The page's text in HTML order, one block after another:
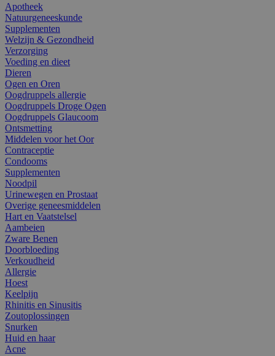
Apotheek
Natuurgeneeskunde
Supplementen
Welzijn & Gezondheid
Verzorging
Voeding en dieet
Dieren
Ogen en Oren
Oogdruppels allergie
Oogdruppels Droge Ogen
Oogdruppels Glaucoom
Ontsmetting
Middelen voor het Oor
Contraceptie
Condooms
Supplementen
Noodpil
Urinewegen en Prostaat
Overige geneesmiddelen
Hart en Vaatstelsel
Aambeien
Zware Benen
Doorbloeding
Verkoudheid
Allergie
Hoest
Keelpijn
Rhinitis en Sinusitis
Zoutoplossingen
Snurken
Huid en haar
Acne